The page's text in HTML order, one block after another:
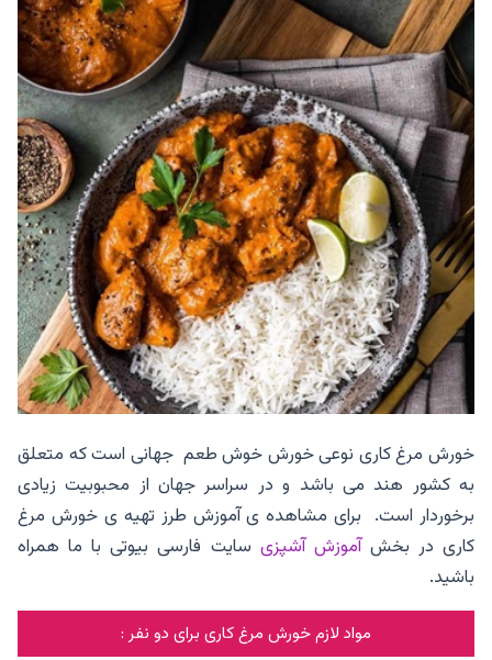
خورش مرغ کاری نوعی خورش خوش طعم جهانی است که متعلق
به کشور هند می باشد و در سراسر جهان از محبوبیت زیادی
برخوردار است. برای مشاهده ی آموزش طرز تهیه ی خورش مرغ
کاری در بخشآموزش آشپزی سایت فارسی بیوتی با ما همراه
باشید.
مواد لازم خورش مرغ کاری برای دو نفر :